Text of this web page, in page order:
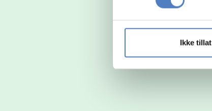
Ikke tillat